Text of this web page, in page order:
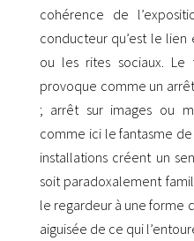
cohérence de
conducteur qu’est le
ou les rites sociaux. Le
provoque comme un
; arrêt sur images ou
comme ici le fantasme
installations créent un
soit paradoxalement
le regardeur à une forme
aiguisée de ce qui